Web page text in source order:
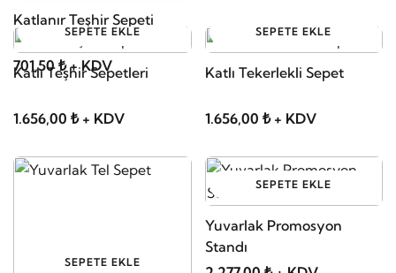
Katlanır Teşhir Sepeti
701,50 ₺ + KDV
SEPETE EKLE
Katlı Teşhir Sepetleri
1.656,00 ₺ + KDV
SEPETE EKLE
Katlı Tekerlekli Sepet
1.656,00 ₺ + KDV
SEPETE EKLE
SEPETE EKLE
Yuvarlak Promosyon
Standı